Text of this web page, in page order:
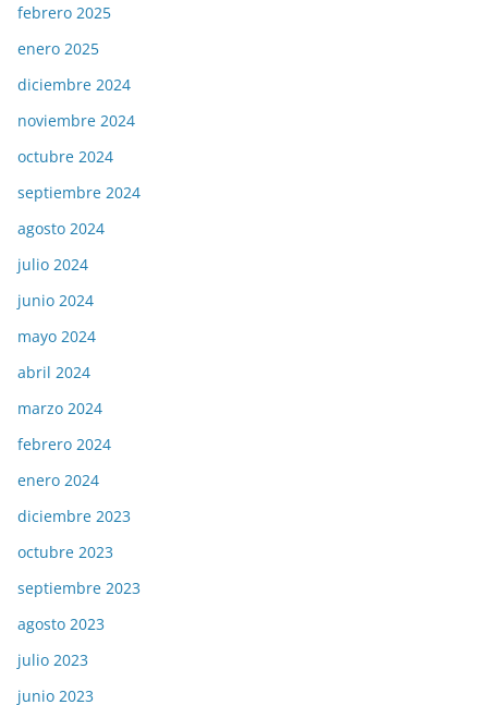
febrero 2025
enero 2025
diciembre 2024
noviembre 2024
octubre 2024
septiembre 2024
agosto 2024
julio 2024
junio 2024
mayo 2024
abril 2024
marzo 2024
febrero 2024
enero 2024
diciembre 2023
octubre 2023
septiembre 2023
agosto 2023
julio 2023
junio 2023